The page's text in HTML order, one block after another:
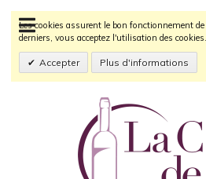
Les cookies assurent le bon fonctionnement
derniers, vous acceptez l'utilisation des cookies.
Accepter Plus d'informations